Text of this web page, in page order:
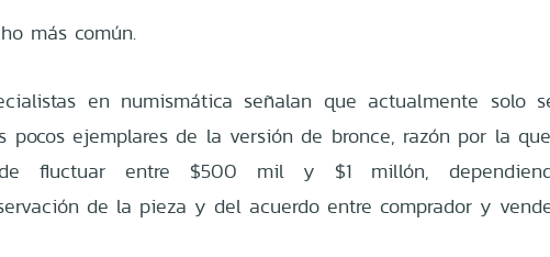
más común.
en numismática señalan que actualmente solo
pocos ejemplares de la versión de bronce, razón por la
fluctuar entre $500 mil y $1 millón,
de la pieza y del acuerdo entre comprador y